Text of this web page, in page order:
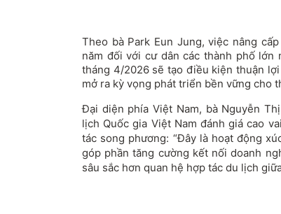
Theo bà Park Eun Jung, việc nâng
năm đối với cư dân các thành phố lớn
tháng 4/2026 sẽ tạo điều kiện thuận
mở ra kỳ vọng phát triển bền vững cho
Đại diện phía Việt Nam, bà Nguyễn
lịch Quốc gia Việt Nam đánh giá cao
tác song phương: “Đây là hoạt động
góp phần tăng cường kết nối doanh
sâu sắc hơn quan hệ hợp tác du lịch